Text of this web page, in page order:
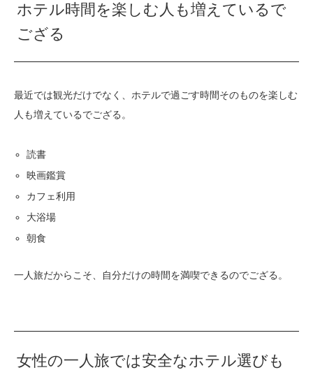
ホテル時間を楽しむ人も増えているで
ござる
最近では観光だけでなく、ホテルで過ごす時間そのものを楽しむ
人も増えているでござる。
読書
映画鑑賞
カフェ利用
大浴場
朝食
一人旅だからこそ、自分だけの時間を満喫できるのでござる。
女性の一人旅では安全なホテル選びも